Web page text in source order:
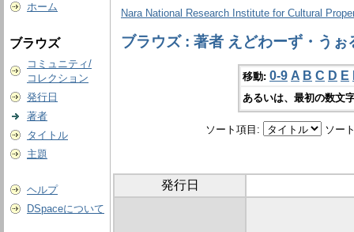
ホーム
ブラウズ
コミュニティ/
コレクション
発行日
著者
タイトル
主題
ヘルプ
DSpaceについて
Nara National Research Institute for Cultural
ブラウズ : 著者 えどわーず・うぉ
移動: 0-9 A B C D E
あるいは、最初の数文
ソート項目: ソー
発行日